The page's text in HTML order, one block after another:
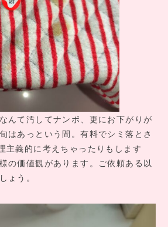
んて汚してナンボ、更にお下がりが
はあっという間。有料でシミ落とさ
主義的に考えちゃったりもします
の価値観があります。ご依頼ある以
ょう。